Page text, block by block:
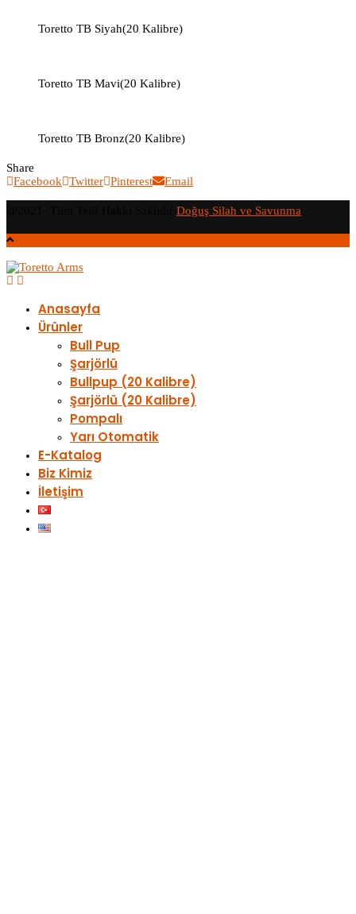
Toretto TB Siyah(20 Kalibre)​
Toretto TB Mavi​(20 Kalibre)
Toretto TB Bronz(20 Kalibre)
Share
Facebook Twitter Pinterest Email
Doğuş Silah ve Savunma
Anasayfa
Ürünler
Bull Pup
Şarjörlü
Bullpup (20 Kalibre)
Şarjörlü (20 Kalibre)
Pompalı
Yarı Otomatik
E-Katalog
Biz Kimiz
İletişim